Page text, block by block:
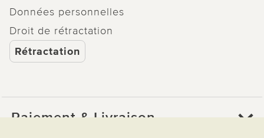
Données personnelles
Droit de rétractation
Rétractation
Paiement & Livraison